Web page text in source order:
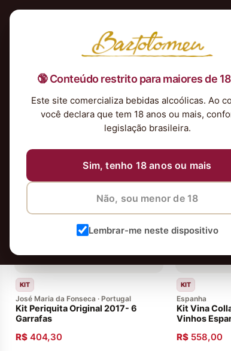
🔞 Conteúdo restrito para maiores de
Este site comercializa bebidas alcoólicas. Ao
você declara que tem 18 anos ou mais,
legislação brasileira.
Sim, tenho 18 anos ou mais
Não, sou menor de 18
Lembrar-me neste dispositivo
Nossa Seleção TintosBrancosEspumantesRosés
44 vinhos
KIT
José Maria da Fonseca · Portugal
Kit Periquita Original 2017- 6
Garrafas
R$ 404,30
KIT
Espanha
Kit Vina
Vinhos
R$ 558,00